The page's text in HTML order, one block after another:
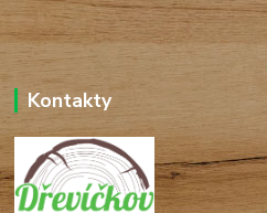
Kontakty